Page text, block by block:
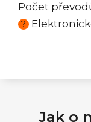
Počet
?
Jak o